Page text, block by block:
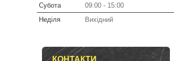
Субота
09:00
15:00
Неділя
Вихідний
КОНТАКТИ